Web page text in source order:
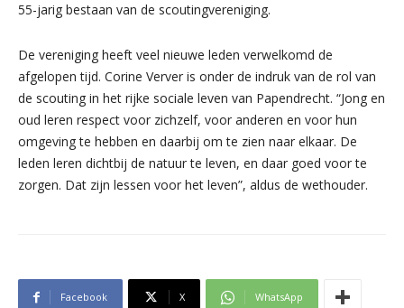
55-jarig bestaan van de scoutingvereniging.
De vereniging heeft veel nieuwe leden verwelkomd de
afgelopen tijd. Corine Verver is onder de indruk van de rol van
de scouting in het rijke sociale leven van Papendrecht. “Jong en
oud leren respect voor zichzelf, voor anderen en voor hun
omgeving te hebben en daarbij om te zien naar elkaar. De
leden leren dichtbij de natuur te leven, en daar goed voor te
zorgen. Dat zijn lessen voor het leven”, aldus de wethouder.
Facebook X WhatsApp